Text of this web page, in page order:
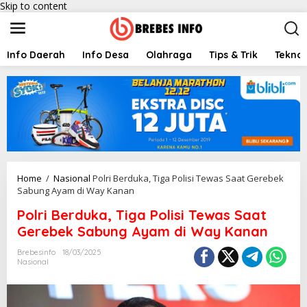
Skip to content
Info Daerah Info Desa Olahraga Tips & Trik
Home / Nasional Polri Berduka, Tiga Polisi Tewas Saat Gerebek
Sabung Ayam di Way Kanan
Polri Berduka, Tiga Polisi Tewas Saat
Gerebek Sabung Ayam di Way Kanan
Brebesinfo
18/03/2025
Nasional